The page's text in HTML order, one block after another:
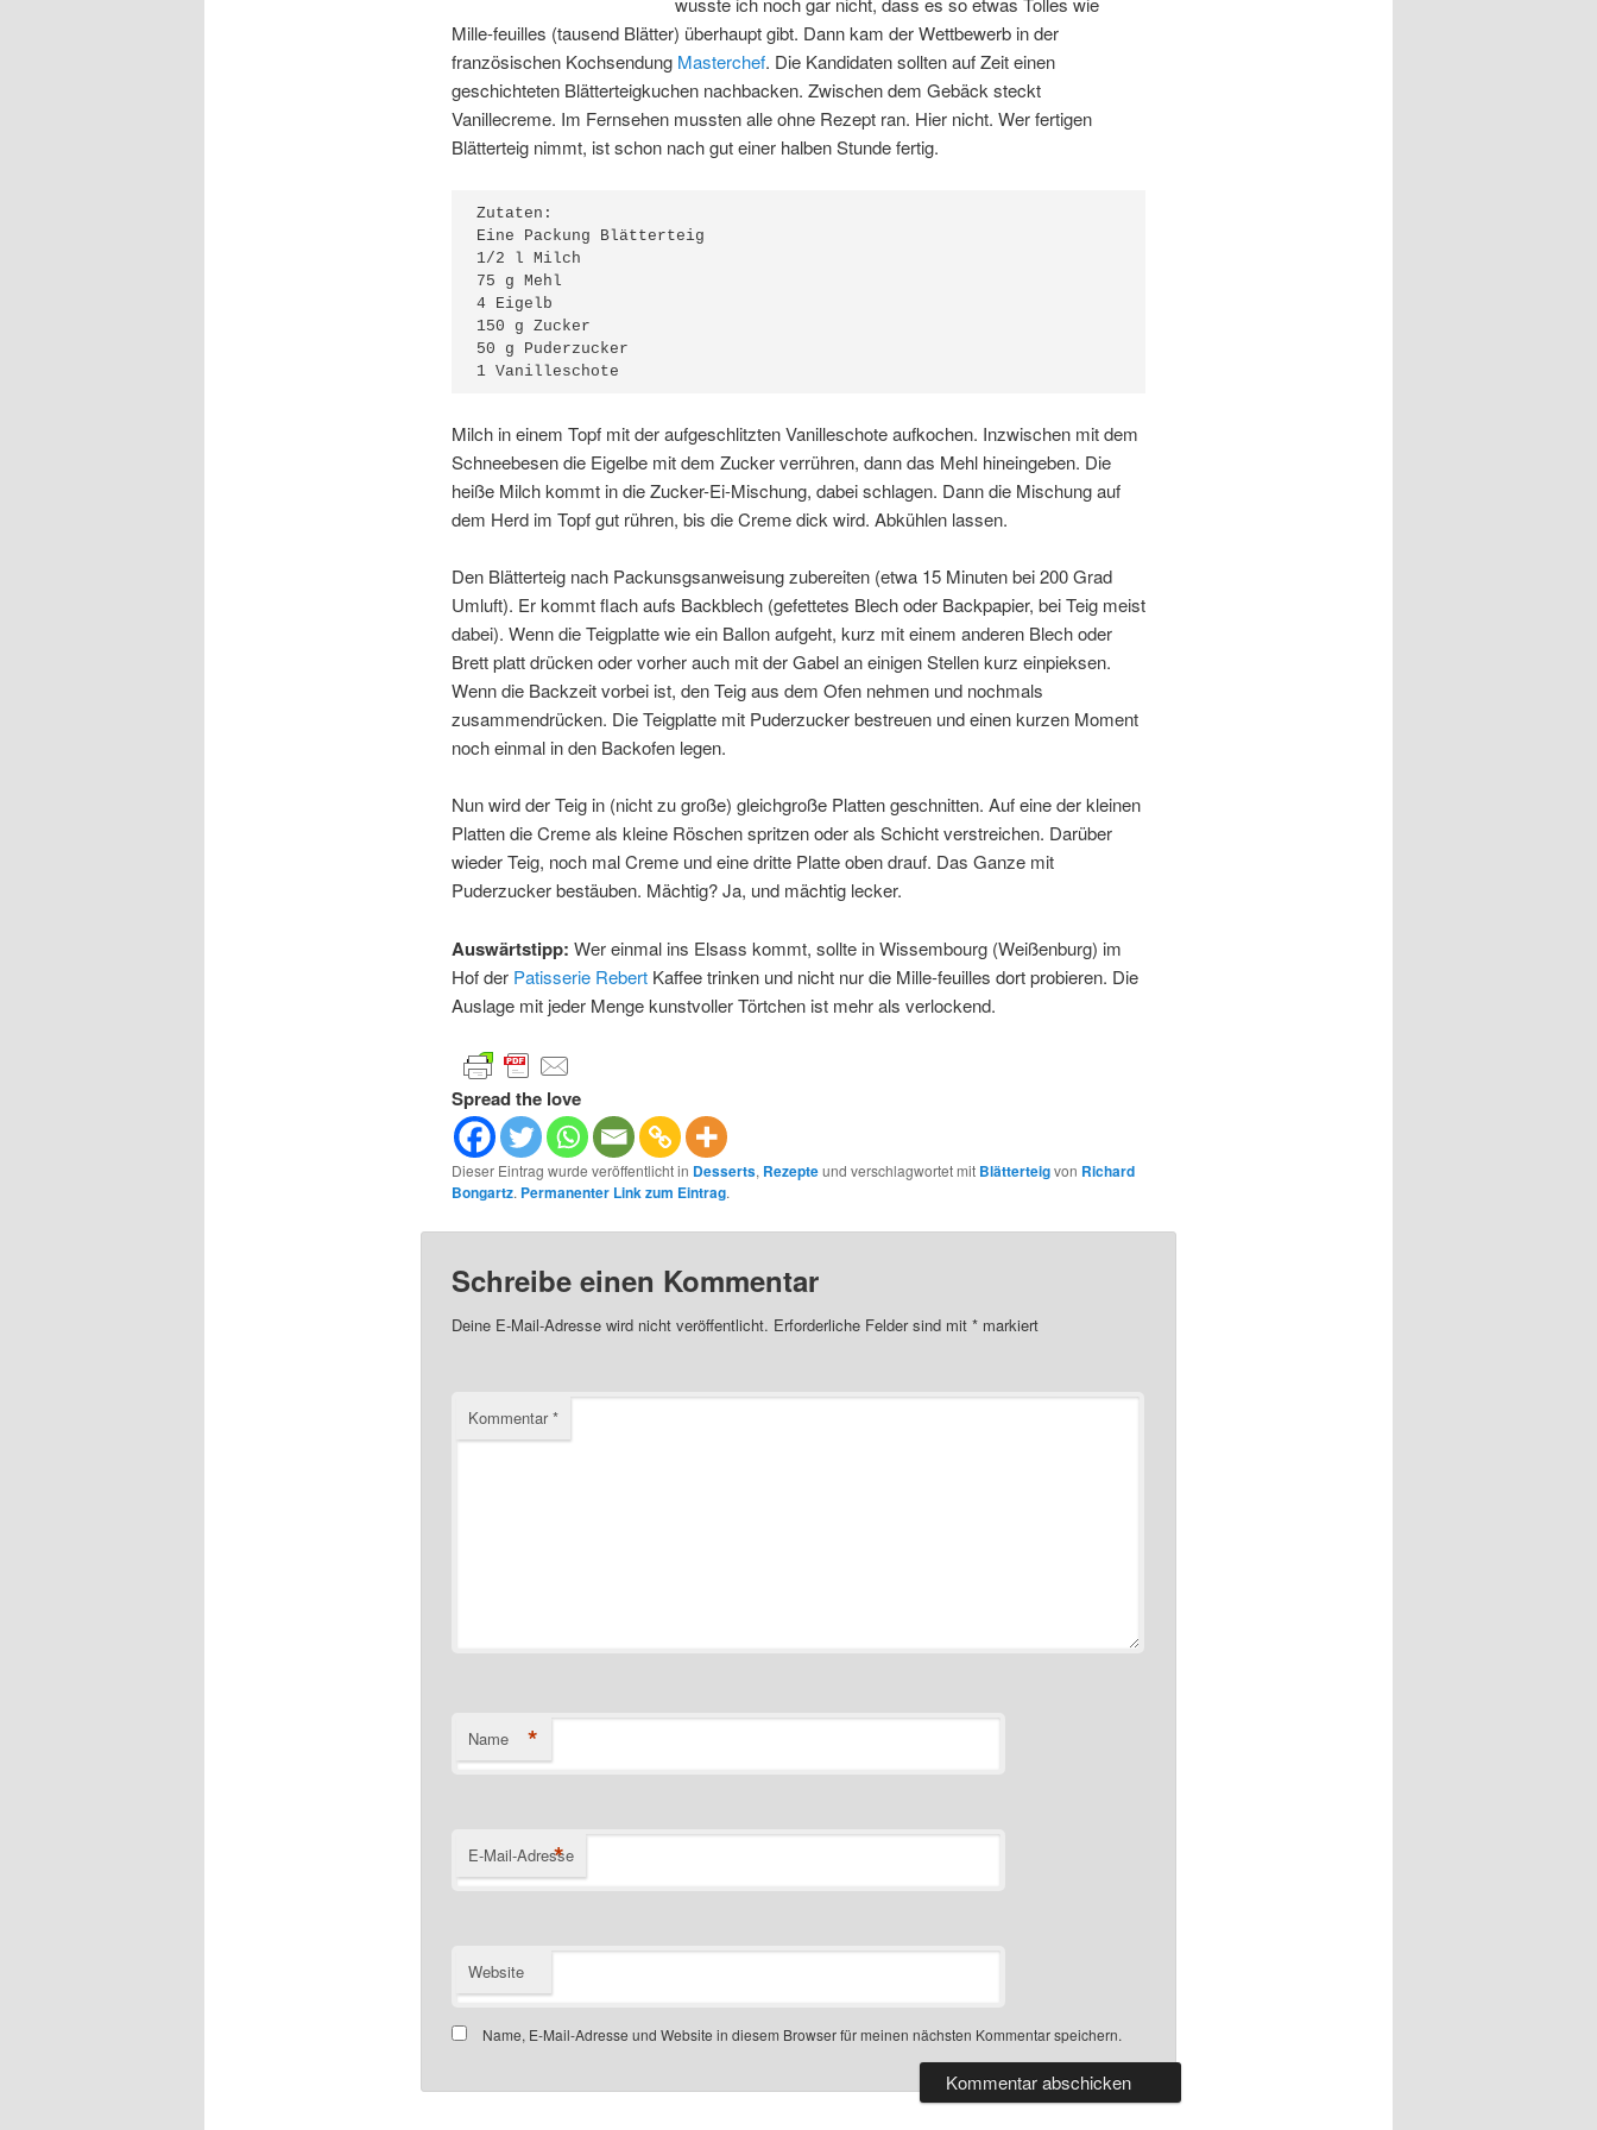
Mille-feuilles (tausend Blätter) überhaupt gibt. Dann kam der Wettbewerb in der
französischen Kochsendung Masterchef. Die Kandidaten sollten auf Zeit einen
geschichteten Blätterteigkuchen nachbacken. Zwischen dem Gebäck steckt
Vanillecreme. Im Fernsehen mussten alle ohne Rezept ran. Hier nicht. Wer fertigen
Blätterteig nimmt, ist schon nach gut einer halben Stunde fertig.
Zutaten:
Eine Packung Blätterteig
1/2 l Milch
75 g Mehl
4 Eigelb
150 g Zucker
50 g Puderzucker
1 Vanilleschote
Milch in einem Topf mit der aufgeschlitzten Vanilleschote aufkochen. Inzwischen mit dem
Schneebesen die Eigelbe mit dem Zucker verrühren, dann das Mehl hineingeben. Die
heiße Milch kommt in die Zucker-Ei-Mischung, dabei schlagen. Dann die Mischung auf
dem Herd im Topf gut rühren, bis die Creme dick wird. Abkühlen lassen.
Den Blätterteig nach Packunsgsanweisung zubereiten (etwa 15 Minuten bei 200 Grad
Umluft). Er kommt flach aufs Backblech (gefettetes Blech oder Backpapier, bei Teig meist
dabei). Wenn die Teigplatte wie ein Ballon aufgeht, kurz mit einem anderen Blech oder
Brett platt drücken oder vorher auch mit der Gabel an einigen Stellen kurz einpieksen.
Wenn die Backzeit vorbei ist, den Teig aus dem Ofen nehmen und nochmals
zusammendrücken. Die Teigplatte mit Puderzucker bestreuen und einen kurzen Moment
noch einmal in den Backofen legen.
Nun wird der Teig in (nicht zu große) gleichgroße Platten geschnitten. Auf eine der kleinen
Platten die Creme als kleine Röschen spritzen oder als Schicht verstreichen. Darüber
wieder Teig, noch mal Creme und eine dritte Platte oben drauf. Das Ganze mit
Puderzucker bestäuben. Mächtig? Ja, und mächtig lecker.
Auswärtstipp: Wer einmal ins Elsass kommt, sollte in Wissembourg (Weißenburg) im
Hof der Patisserie RebertKaffee trinken und nicht nur die Mille-feuilles dort probieren. Die
Auslage mit jeder Menge kunstvoller Törtchen ist mehr als verlockend.
Spread the love
Dieser Eintrag wurde veröffentlicht in Desserts, Rezepteund verschlagwortet mit Blätterteigvon Richard
Bongartz. Permanenter Link zum Eintrag.
Schreibe einen Kommentar
Deine E-Mail-Adresse wird nicht veröffentlicht. Erforderliche Felder sind mit *markiert
Kommentar*
Name *
E-Mail-Adresse
*
Website
Name, E-Mail-Adresse und Website in diesem Browser für meinen nächsten Kommentar speichern.